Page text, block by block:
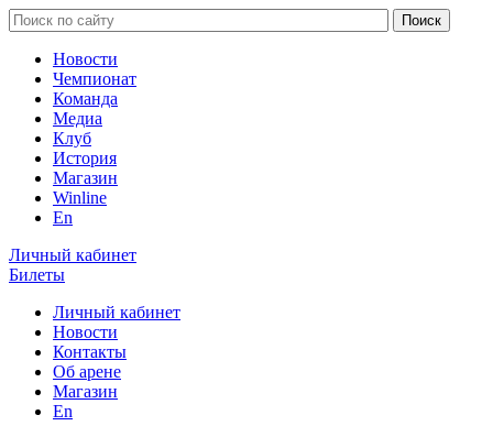
Новости
Чемпионат
Команда
Медиа
Клуб
История
Магазин
Winline
En
Личный кабинет
Билеты
Личный кабинет
Новости
Контакты
Об арене
Магазин
En